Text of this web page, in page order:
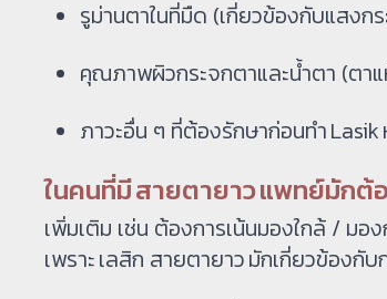
รูม่านตาในที่มืด (เกี่ยวข้องกับแสงก
คุณภาพผิวกระจกตาและน้ำตา (ตาแ
ภาวะอื่น ๆ ที่ต้องรักษาก่อนทำ Lasik
ในคนที่มี สายตายาว แพทย์มักต้อ
เพิ่มเติม เช่น ต้องการเน้นมองใกล้ / มอ
เพราะ เลสิก สายตายาว มักเกี่ยวข้องกั